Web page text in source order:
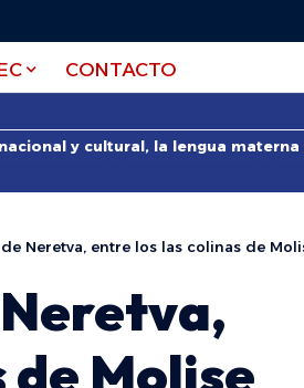
CONTACTO
y cultural, la lengua
Neretva, entre los las colinas de
Molise